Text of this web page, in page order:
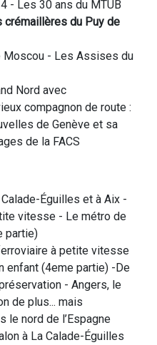
- Les 30 ans du MTUB
crémaillères du Puy de
Moscou - Les Assises du
Nord avec
compagnon de route :
de Genève et sa
de la FACS
Éguilles et à Aix -
vitesse - Le métro de
partie)
à petite vitesse
enfant (4eme partie) -De
- Angers, le
de plus... mais
le nord de l’Espagne
à La Calade-Éguilles